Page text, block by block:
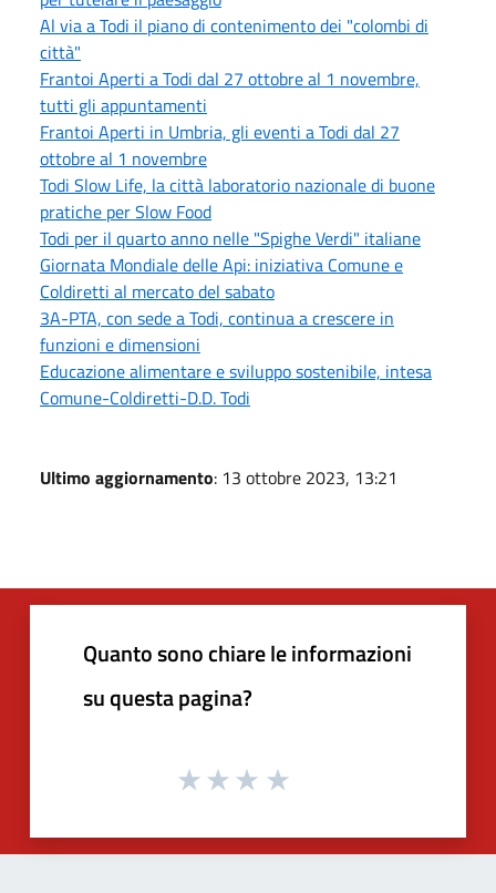
Al via a Todi il piano di contenimento dei "colombi di
città"
Frantoi Aperti a Todi dal 27 ottobre al 1 novembre,
tutti gli appuntamenti
Frantoi Aperti in Umbria, gli eventi a Todi dal 27
ottobre al 1 novembre
Todi Slow Life, la città laboratorio nazionale di buone
pratiche per Slow Food
Todi per il quarto anno nelle "Spighe Verdi" italiane
Giornata Mondiale delle Api: iniziativa Comune e
Coldiretti al mercato del sabato
3A-PTA, con sede a Todi, continua a crescere in
funzioni e dimensioni
Educazione alimentare e sviluppo sostenibile, intesa
Comune-Coldiretti-D.D. Todi
Ultimo aggiornamento: 13 ottobre 2023, 13:21
Quanto sono chiare le informazioni
su questa pagina?